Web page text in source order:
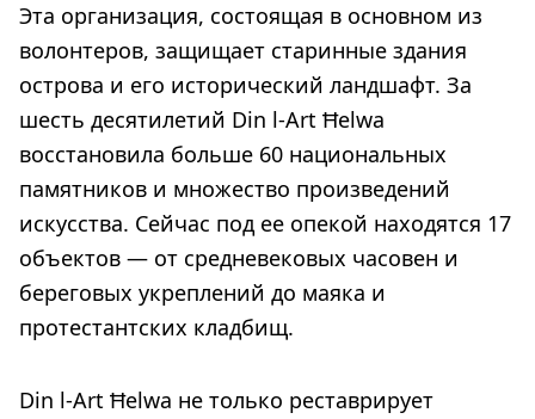
Эта организация, состоящая в основном из
волонтеров, защищает старинные здания
острова и его исторический ландшафт. За
шесть десятилетий Din l-Art Ħelwa
восстановила больше 60 национальных
памятников и множество произведений
искусства. Сейчас под ее опекой находятся 17
объектов — от средневековых часовен и
береговых укреплений до маяка и
протестантских кладбищ.
Din l-Art Ħelwa не только реставрирует